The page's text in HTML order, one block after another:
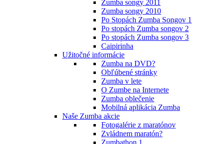
Zumba songy 2011
Zumba songy 2010
Po Stopách Zumba Songov 1
Po stopách Zumba songov 2
Po stopách Zumba songov 3
Caipirinha
Užitočné informácie
Zumba na DVD?
Obľúbené stránky
Zumba v lete
O Zumbe na Internete
Zumba oblečenie
Mobilná aplikácia Zumba
Naše Zumba akcie
Fotogalérie z maratónov
Zvládnem maratón?
Zumbathon 1